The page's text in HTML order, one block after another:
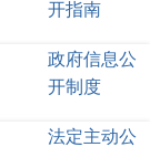
开指南
政府信息公
开制度
法定主动公